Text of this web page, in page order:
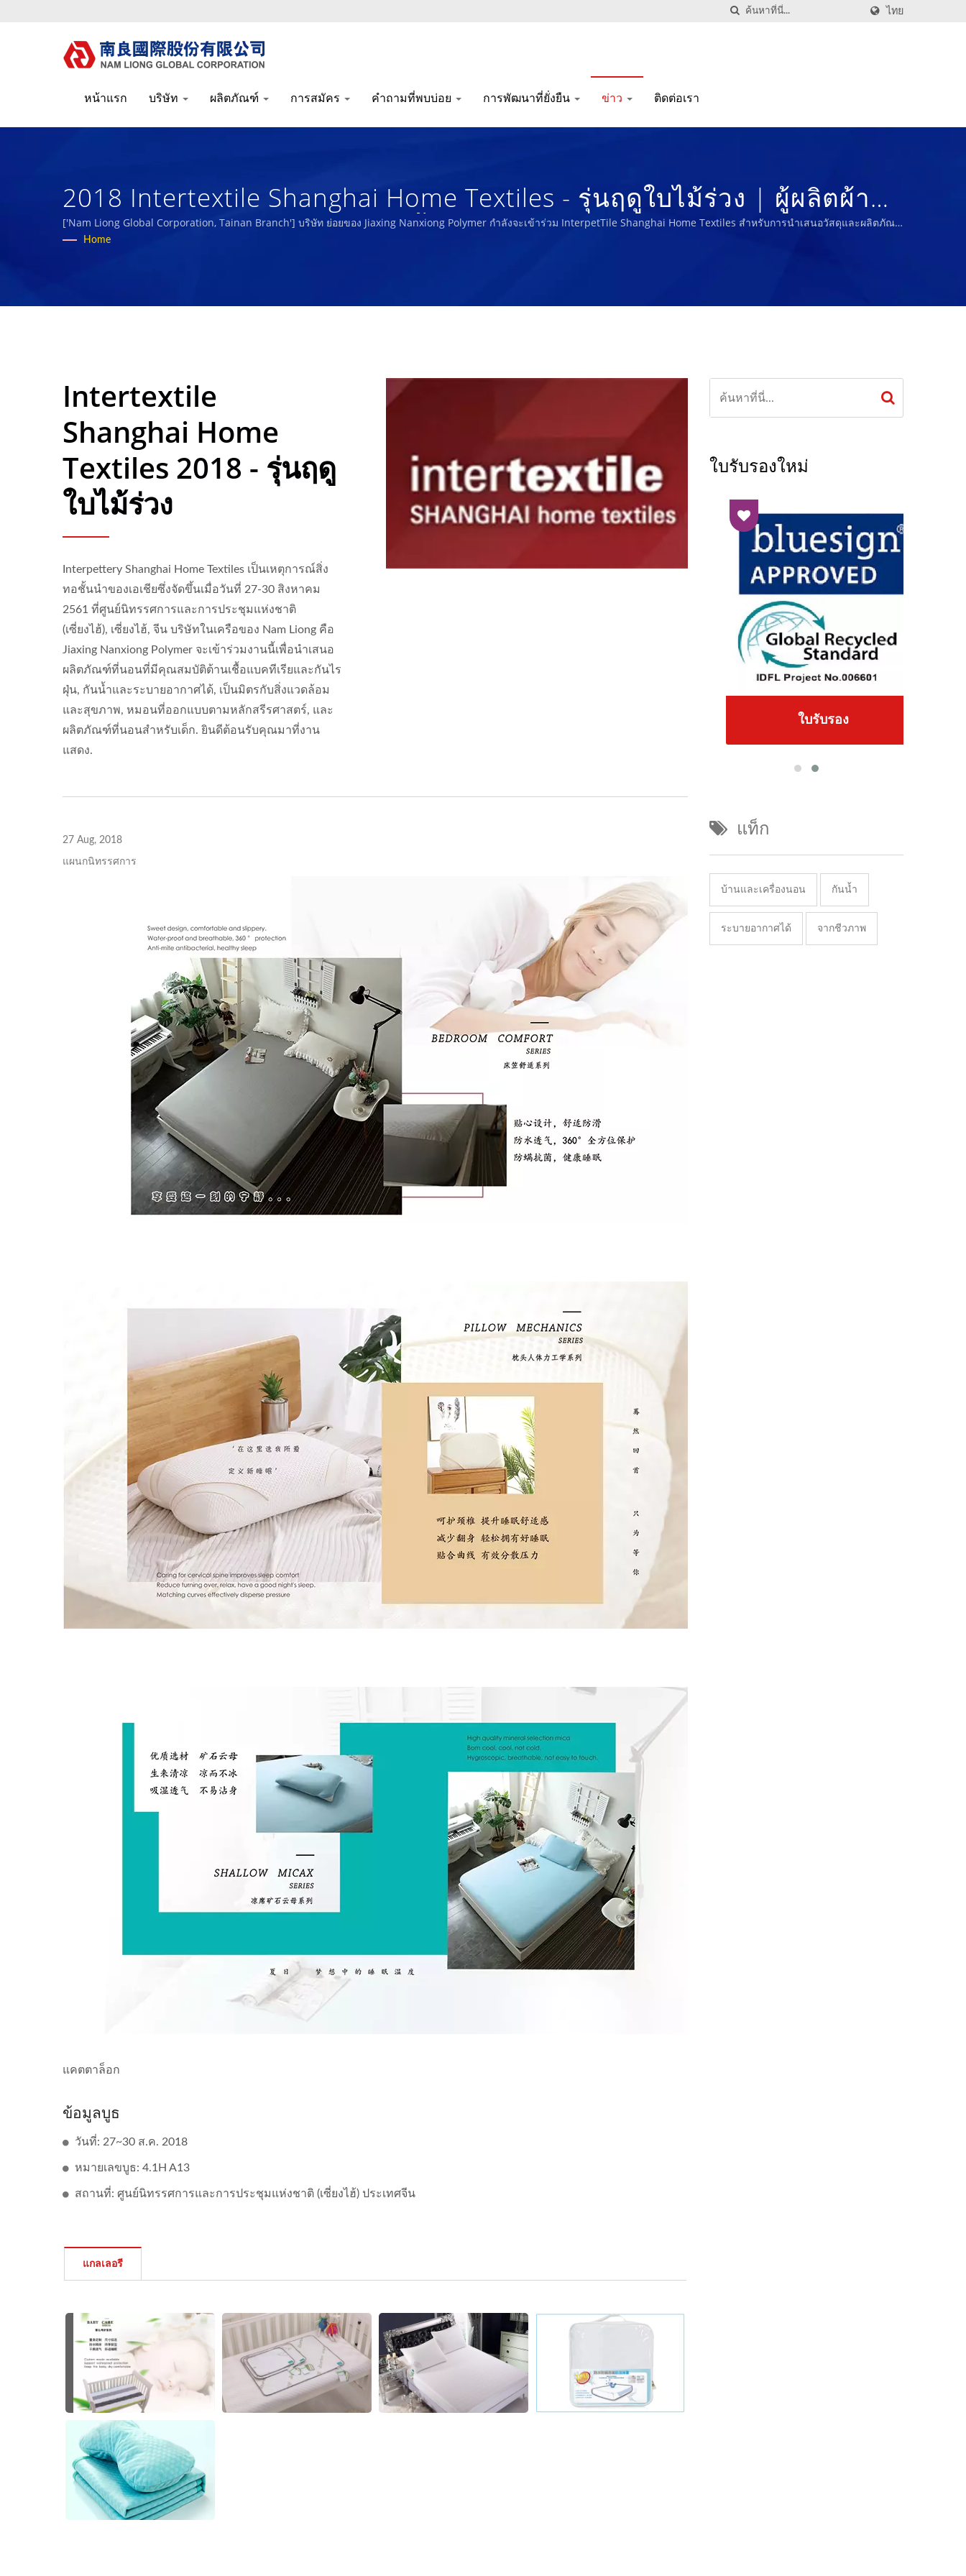
ไทย
หน้าแรก บริษัท ผลิตภัณฑ์ การสมัคร คำถามที่พบบ่อย การพัฒนาที่ยั่งยืน ข่าว ติดต่อเรา
2018 Intertextile Shanghai Home Textiles - รุ่นฤดูใบไม้ร่วง | ผู้ผลิตผ้า
เทคนิคประสิทธิภาพสูงและฟองน้ำยางชีวภาพมากว่า 50 ปี | Nam Liong
['Nam Liong Global Corporation, Tainan Branch'] บริษัท ย่อยของ Jiaxing Nanxiong Polymer กำลังจะเข้าร่วม InterpetTile Shanghai Home Textiles สำหรับการนำเสนอวัสดุและผลิตภัณฑ์
เครื่องนอน
Home
Intertextile
Shanghai Home
Textiles 2018 - รุ่นฤดู
ใบไม้ร่วง
Interpettery Shanghai Home Textiles เป็นเหตุการณ์สิ่ง
ทอชั้นนำของเอเชียซึ่งจัดขึ้นเมื่อวันที่ 27-30 สิงหาคม
2561 ที่ศูนย์นิทรรศการและการประชุมแห่งชาติ
(เซี่ยงไฮ้), เซี่ยงไฮ้, จีน บริษัทในเครือของ Nam Liong คือ
Jiaxing Nanxiong Polymer จะเข้าร่วมงานนี้เพื่อนำเสนอ
ผลิตภัณฑ์ที่นอนที่มีคุณสมบัติต้านเชื้อแบคทีเรียและกันไร
ฝุ่น, กันน้ำและระบายอากาศได้, เป็นมิตรกับสิ่งแวดล้อม
และสุขภาพ, หมอนที่ออกแบบตามหลักสรีรศาสตร์, และ
ผลิตภัณฑ์ที่นอนสำหรับเด็ก. ยินดีต้อนรับคุณมาที่งาน
แสดง.
27 Aug, 2018
แผนกนิทรรศการ
แคตตาล็อก
ข้อมูลบูธ
วันที่: 27~30 ส.ค. 2018
หมายเลขบูธ: 4.1H A13
สถานที่: ศูนย์นิทรรศการและการประชุมแห่งชาติ (เซี่ยงไฮ้) ประเทศจีน
แกลเลอรี
ใบรับรองใหม่
ISO 27001
ใบรับรอง
แท็ก
บ้านและเครื่องนอน กันน้ำ
ระบายอากาศได้ จากชีวภาพ